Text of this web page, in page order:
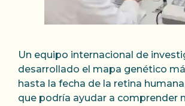
Un equipo internacional de
desarrollado el mapa genético
hasta la fecha de la retina
que podría ayudar a comprender